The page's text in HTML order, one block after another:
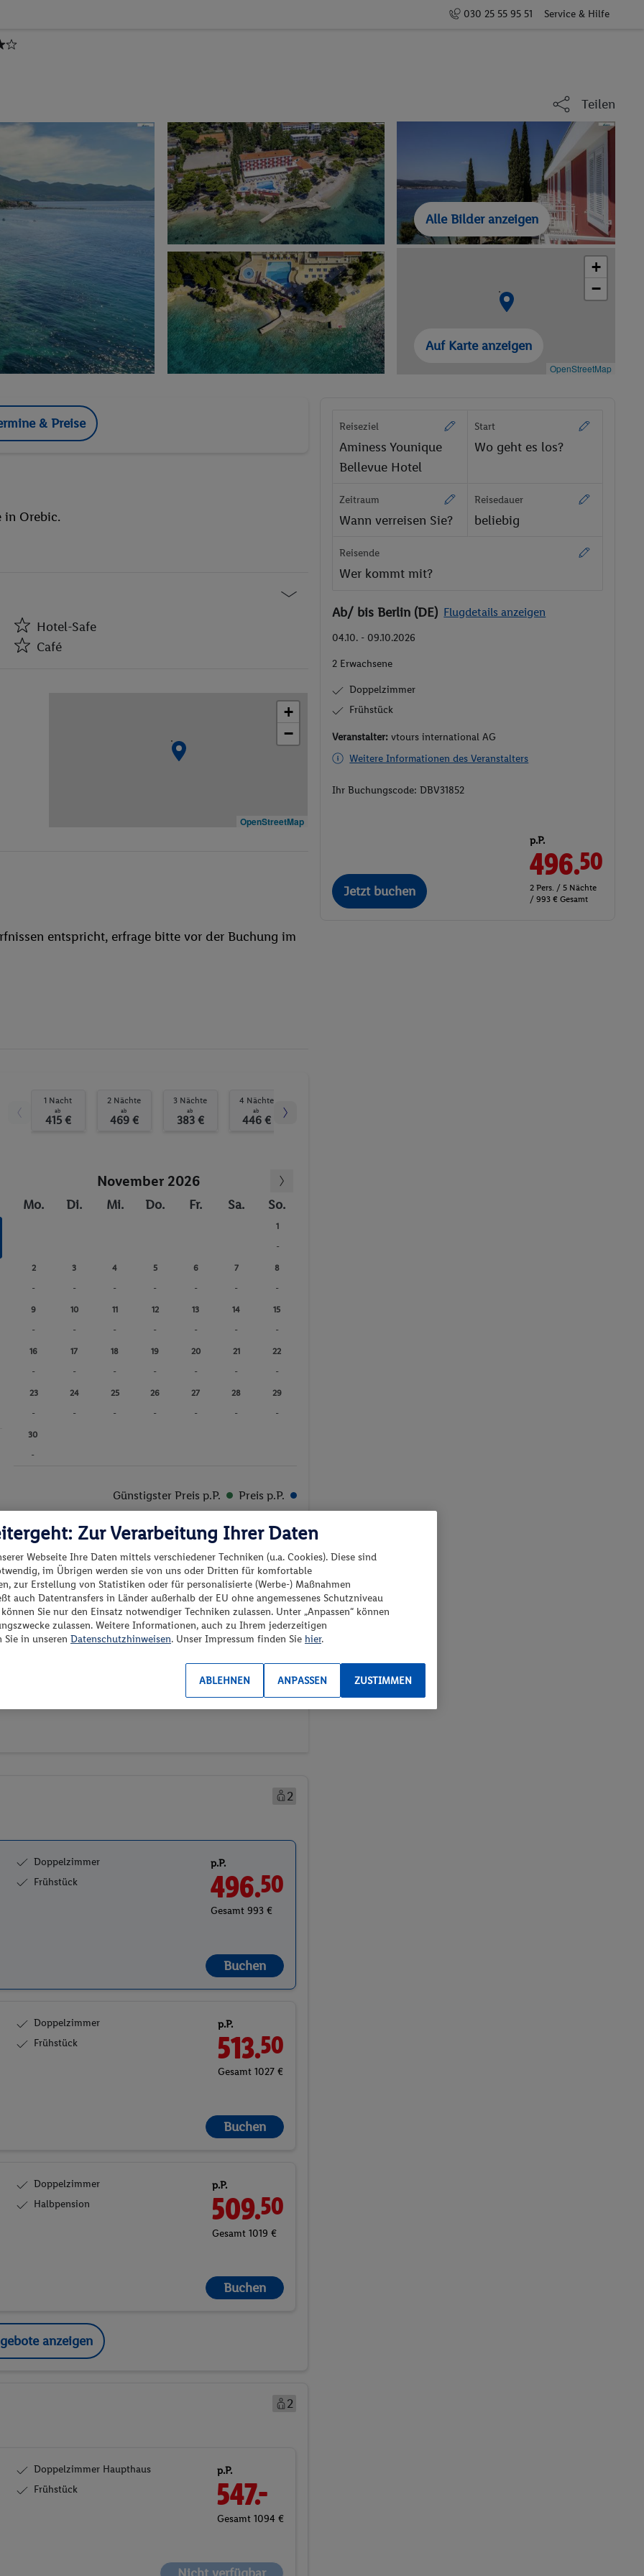
030 25 55 95 51 Service & Hilfe
Teilen
Alle Bilder anzeigen
+
−
OpenStreetMap
Auf Karte anzeigen
& Preise
in Orebic.
Hotel-Safe
Café
Tauchen
+
−
OpenStreetMap
entspricht, erfrage bitte vor der Buchung im
1 Nacht
ab
415 €
2 Nächte
ab
469 €
3 Nächte
ab
383 €
4 Nächte
ab
446 €
November 2026
Mo. Di. Mi. Do. Fr. Sa. So.
1
-
2
-
3
-
4
-
5
-
6
-
7
-
8
-
9
-
10
-
11
-
12
-
13
-
14
-
15
-
16
-
17
-
18
-
19
-
20
-
21
-
22
-
23
-
24
-
25
-
26
-
27
-
28
-
29
-
30
-
Günstigster Preis p.P. Preis p.P.
los?
Preis aufsteigend
2
Doppelzimmer
Frühstück
p.P.
496.50
Gesamt 993 €
Buchen
Doppelzimmer
Frühstück
p.P.
513.50
Gesamt 1027 €
Buchen
Doppelzimmer
Halbpension
p.P.
509.50
Gesamt 1019 €
Buchen
anzeigen
2
Doppelzimmer Haupthaus
Frühstück
p.P.
547.-
Gesamt 1094 €
Reiseziel
Aminess Younique
Bellevue Hotel
Start
Wo geht es los?
Zeitraum
Wann verreisen Sie?
Reisedauer
beliebig
Reisende
Wer kommt mit?
Ab/ bis Berlin (DE) Flugdetails anzeigen
04.10. - 09.10.2026
2 Erwachsene
Doppelzimmer
Frühstück
Veranstalter:vtours international AG
Weitere Informationen des Veranstalters
Ihr Buchungscode:DBV31852
Jetzt buchen
p.P.
496.50
2 Pers. / 5 Nächte
/ 993 € Gesamt
Zur Verarbeitung Ihrer Daten
Webseite Ihre Daten mittels verschiedener Techniken (u.a. Cookies). Diese sind
im Übrigen werden sie von uns oder Dritten für komfortable
zur Erstellung von Statistiken oder für personalisierte (Werbe-) Maßnahmen
auch Datentransfers in Länder außerhalb der EU ohne angemessenes Schutzniveau
Sie nur den Einsatz notwendiger Techniken zulassen. Unter „Anpassen“ können
zulassen. Weitere Informationen, auch zu Ihrem jederzeitigen
in unseren Datenschutzhinweisen. Unser Impressum finden Sie hier.
ZUSTIMMEN
ANPASSEN
ABLEHNEN